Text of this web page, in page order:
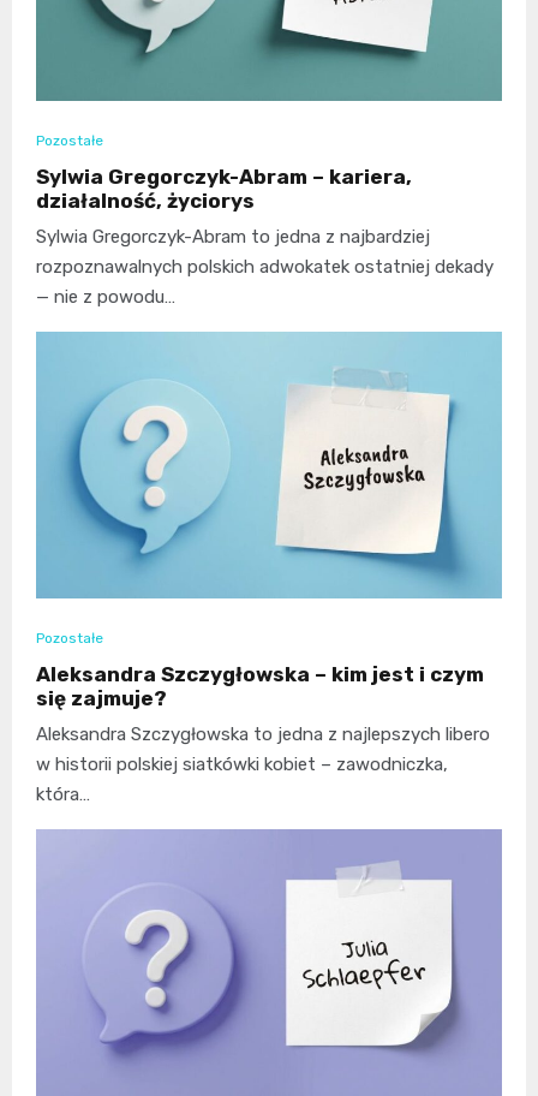
Pozostałe
Sylwia Gregorczyk-Abram – kariera,
działalność, życiorys
Sylwia Gregorczyk-Abram to jedna z najbardziej
rozpoznawalnych polskich adwokatek ostatniej dekady
— nie z powodu…
Pozostałe
Aleksandra Szczygłowska – kim jest i czym
się zajmuje?
Aleksandra Szczygłowska to jedna z najlepszych libero
w historii polskiej siatkówki kobiet – zawodniczka,
która…